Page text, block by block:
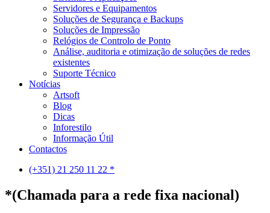
Servidores e Equipamentos
Soluções de Segurança e Backups
Soluções de Impressão
Relógios de Controlo de Ponto
Análise, auditoria e otimização de soluções de redes
existentes
Suporte Técnico
Notícias
Artsoft
Blog
Dicas
Inforestilo
Informação Útil
Contactos
(+351) 21 250 11 22 *
*(Chamada para a rede fixa nacional)